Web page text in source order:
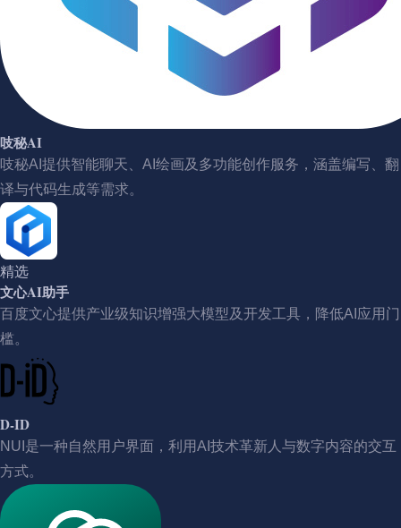
吱秘AI
吱秘AI提供智能聊天、AI绘画及多功能创作服务，涵盖编写、翻
译与代码生成等需求。
精选
文心AI助手
百度文心提供产业级知识增强大模型及开发工具，降低AI应用门
槛。
D-ID
NUI是一种自然用户界面，利用AI技术革新人与数字内容的交互
方式。